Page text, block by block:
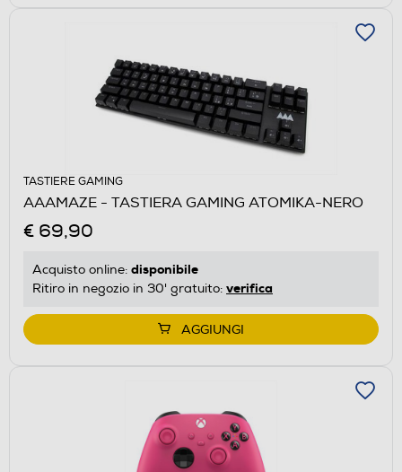
TASTIERE GAMING
AAAMAZE - TASTIERA GAMING ATOMIKA-NERO
€ 69,90
Acquisto online: disponibile
Ritiro in negozio in 30' gratuito: verifica
AGGIUNGI